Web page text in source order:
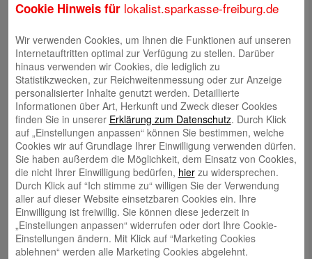
Cookie Hinweis für lokalist.sparkasse-freiburg.de
Wir verwenden Cookies, um Ihnen die Funktionen auf unseren
Internetauftritten optimal zur Verfügung zu stellen. Darüber
hinaus verwenden wir Cookies, die lediglich zu
Statistikzwecken, zur Reichweitenmessung oder zur Anzeige
personalisierter Inhalte genutzt werden. Detaillierte
Informationen über Art, Herkunft und Zweck dieser Cookies
finden Sie in unserer Erklärung zum Datenschutz. Durch Klick
auf „Einstellungen anpassen“ können Sie bestimmen, welche
Cookies wir auf Grundlage Ihrer Einwilligung verwenden dürfen.
Sie haben außerdem die Möglichkeit, dem Einsatz von Cookies,
die nicht Ihrer Einwilligung bedürfen, hierzu widersprechen.
Durch Klick auf “Ich stimme zu“ willigen Sie der Verwendung
aller auf dieser Website einsetzbaren Cookies ein. Ihre
Einwilligung ist freiwillig. Sie können diese jederzeit in
„Einstellungen anpassen“ widerrufen oder dort Ihre Cookie-
Einstellungen ändern. Mit Klick auf “Marketing Cookies
ablehnen“ werden alle Marketing Cookies abgelehnt.